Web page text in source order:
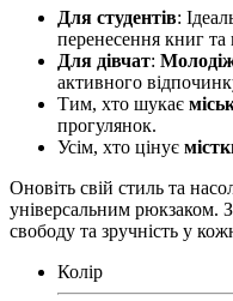
Для студентів:
перенесення книг та
Для дівчат:
активного
Тим, хто шукає
прогулянок.
Усім, хто цінує
Оновіть свій стиль та
універсальним рюкзаком.
свободу та зручність у
Колір